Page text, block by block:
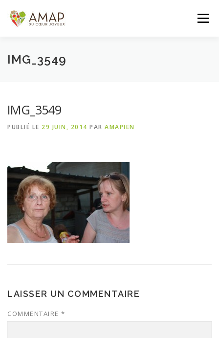
contenu
Menu
ACCUEIL L’AMAP
PANIER DE LA SEMAINE
IMG_3549
IMG_3549
PUBLIÉ LE 29 JUIN, 2014 PAR AMAPIEN
LAISSER UN COMMENTAIRE
COMMENTAIRE *